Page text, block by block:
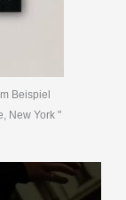
Beispiel
New York "